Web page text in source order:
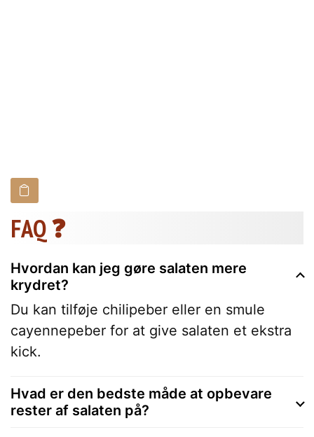
FAQ ❓
Hvordan kan jeg gøre salaten mere
krydret?
Du kan tilføje chilipeber eller en smule
cayennepeber for at give salaten et ekstra
kick.
Hvad er den bedste måde at opbevare
rester af salaten på?